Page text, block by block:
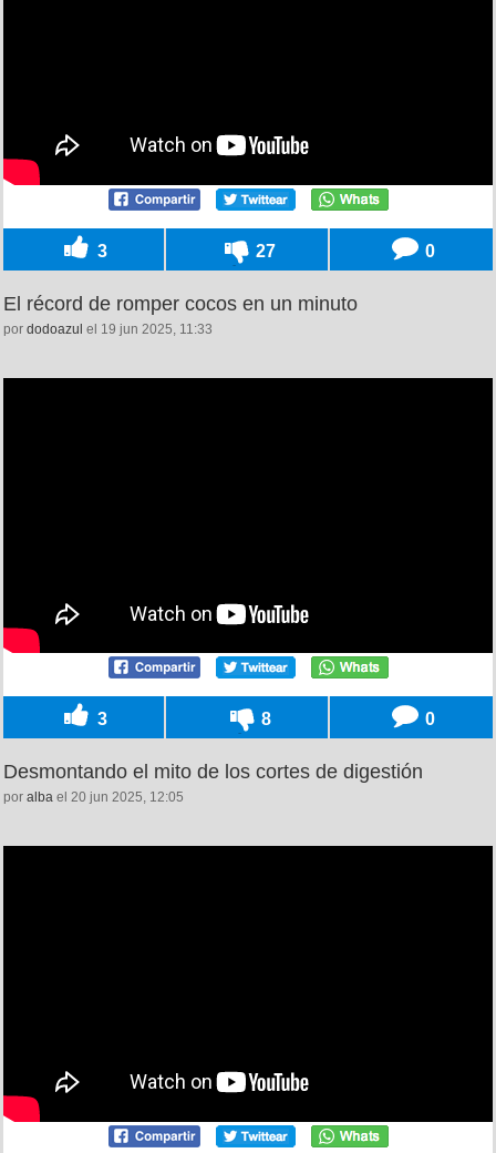
3 27 0
El récord de romper cocos en un minuto
por dodoazul el 19 jun 2025, 11:33
3 8 0
Desmontando el mito de los cortes de digestión
por alba el 20 jun 2025, 12:05